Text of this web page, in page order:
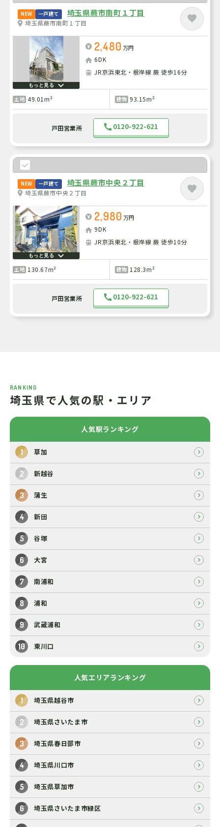
NEW 一戸建て 埼玉県蕨市南町１丁目
埼玉県蕨市南町１丁目
もっと見る
2,480 万円
6DK
JR京浜東北・根岸線 蕨 徒歩16分
土地 49.01m² 建物 93.15m²
戸田営業所 0120-922-621
NEW 一戸建て 埼玉県蕨市中央２丁目
埼玉県蕨市中央２丁目
もっと見る
2,980 万円
9DK
JR京浜東北・根岸線 蕨 徒歩10分
土地 130.67m² 建物 128.3m²
戸田営業所 0120-922-621
RANKING
埼玉県で人気の駅・エリア
人気駅ランキング
草加
新越谷
蒲生
新田
谷塚
大宮
南浦和
浦和
武蔵浦和
東川口
人気エリアランキング
埼玉県越谷市
埼玉県さいたま市
埼玉県春日部市
埼玉県川口市
埼玉県草加市
埼玉県さいたま市緑区